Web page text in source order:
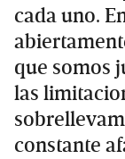
cada uno.
que somos
las
constante